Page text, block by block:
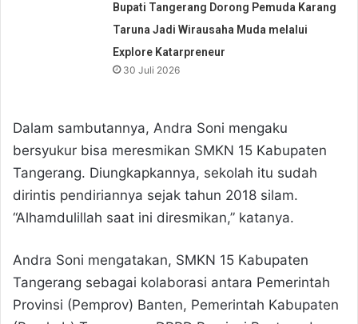
Bupati Tangerang Dorong Pemuda Karang
Taruna Jadi Wirausaha Muda melalui
Explore Katarpreneur
30 Juli 2026
Dalam sambutannya, Andra Soni mengaku
bersyukur bisa meresmikan SMKN 15 Kabupaten
Tangerang. Diungkapkannya, sekolah itu sudah
dirintis pendiriannya sejak tahun 2018 silam.
“Alhamdulillah saat ini diresmikan,” katanya.
Andra Soni mengatakan, SMKN 15 Kabupaten
Tangerang sebagai kolaborasi antara Pemerintah
Provinsi (Pemprov) Banten, Pemerintah Kabupaten